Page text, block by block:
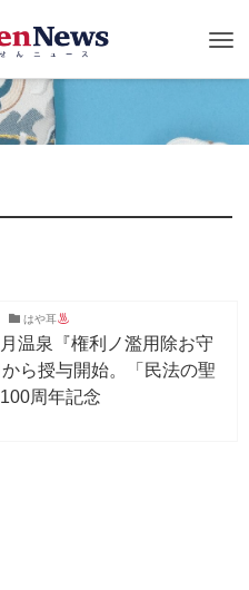
はや耳
温泉『権利ノ濫用除お守
ら授与開始。「民法の聖
周年記念